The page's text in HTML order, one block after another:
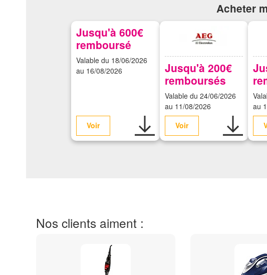
Acheter
Jusqu'à 600€
remboursé
Valable du 18/06/2026
au 16/08/2026
Voir
Jusqu'à 200€
remboursés
Valable du 24/06/2026
au 11/08/2026
Voir
au
Nos clients aiment :